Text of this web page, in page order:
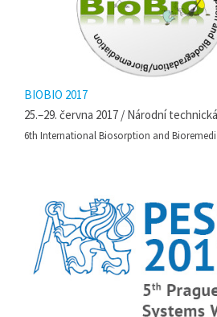
BIOBIO 2017
25.–29. června 2017 / Národní
6th International Biosorption and